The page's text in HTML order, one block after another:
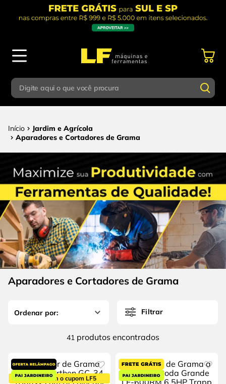
Digite aqui o que você procura
Jardim e Agrícola
Aparadores e Cortadores de Grama
Aparadores e Cortadores de Grama
Filtrar
41 produtos
5% OFF com o cupom LF5
1 parafusadeira
2º caixa ferramentas
3º esmerilhadeira
4º escada
5º serra circular
6 º serra copo
7º luva
8º fio
10º alicate
Termos mais buscados
parafusadeira
caixa ferramentas
3º esmerilhadeira
escada
5 º serra circular
6º serra copo